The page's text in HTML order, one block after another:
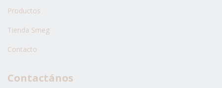
Productos
Tienda Smeg
Contacto
Contactános